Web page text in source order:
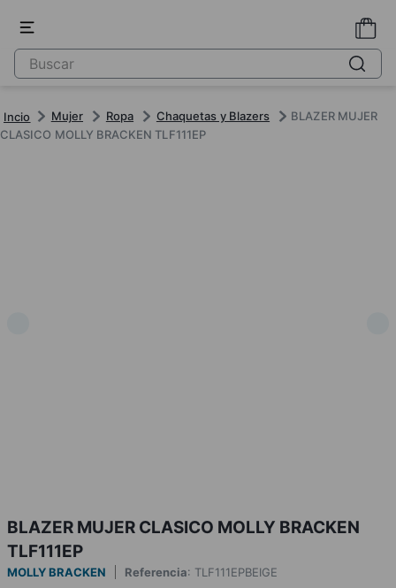
Mujer Ropa Chaquetas y Blazers
BLAZER MUJER
CLASICO MOLLY BRACKEN TLF111EP
BLAZER MUJER CLASICO MOLLY BRACKEN
TLF111EP
MOLLY BRACKEN Referencia: TLF111EPBEIGE